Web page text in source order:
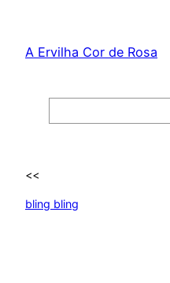
content
A Ervilha Cor de Rosa
<<
bling bling